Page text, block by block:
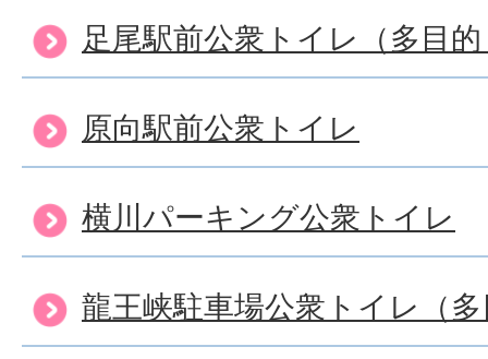
足尾駅前公衆トイレ（多目
原向駅前公衆トイレ
横川パーキング公衆トイレ
龍王峡駐車場公衆トイレ（